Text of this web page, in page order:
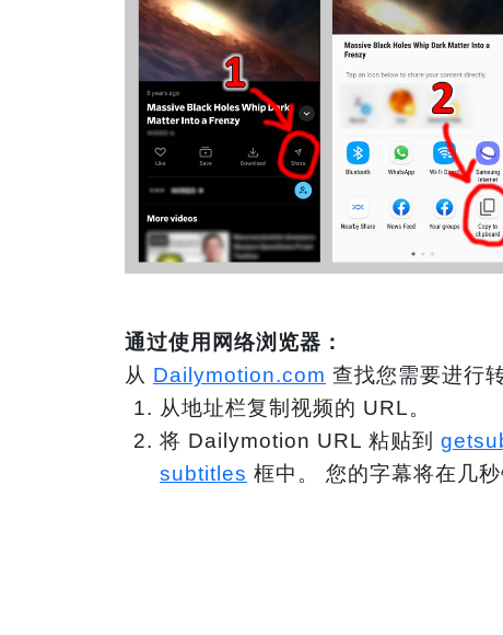
通过使用网络浏览器：
从 Dailymotion.com 查找您需要进行
从地址栏复制视频的 URL。
将 Dailymotion URL 粘贴到
subtitles 框中。 您的字幕将在几秒